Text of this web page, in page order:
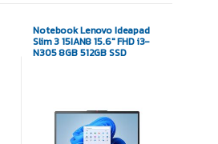
Notebook Lenovo Ideapad
Slim 3 15IAN8 15.6″ FHD i3-
N305 8GB 512GB SSD